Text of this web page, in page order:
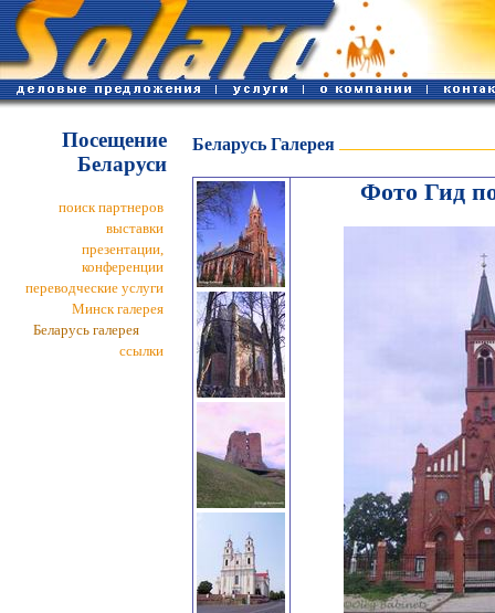
Посещение
Беларуси
поиск партнеров
выставки
презентации,
конференции
переводческие услуги
Минск галерея
Беларусь галерея
ссылки
Беларусь Галерея
Фото Гид